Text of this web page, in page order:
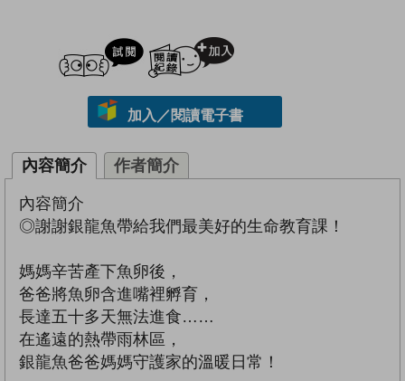
試閲
加入／閱讀電子書
內容簡介 作者簡介
內容簡介
◎謝謝銀龍魚帶給我們最美好的生命教育課！
媽媽辛苦產下魚卵後，
爸爸將魚卵含進嘴裡孵育，
長達五十多天無法進食……
在遙遠的熱帶雨林區，
銀龍魚爸爸媽媽守護家的溫暖日常！